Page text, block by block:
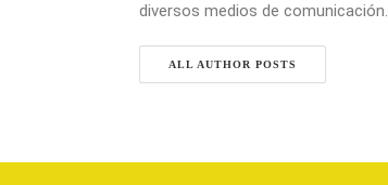
diversos medios de comunicación.
ALL AUTHOR POSTS